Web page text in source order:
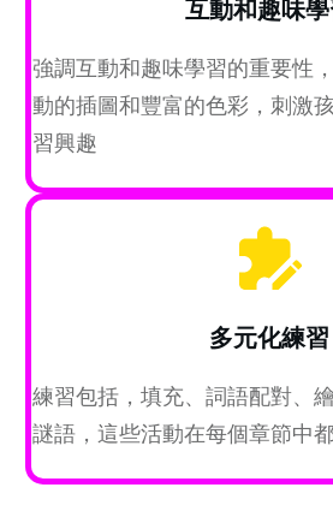
互動和趣味
強調互動和趣味學習的重要性
動的插圖和豐富的色彩，刺激
習興趣
多元化練習
練習包括，填充、詞語配對、
謎語，這些活動在每個章節中